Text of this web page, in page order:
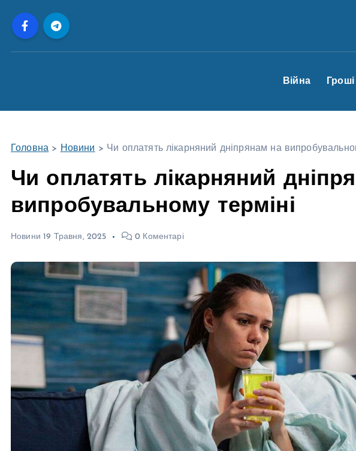
Війна Гроші
Головна > Новини > Чи оплатять лікарняний дніпрянам на
Чи оплатять лікарняний
випробувальному терміні
Новини 19 Травня, 2025 0 Коментарі